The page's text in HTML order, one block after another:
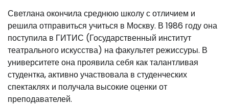
Светлана окончила среднюю школу с отличием и
решила отправиться учиться в Москву. В 1986 году она
поступила в ГИТИС (Государственный институт
театрального искусства) на факультет режиссуры. В
университете она проявила себя как талантливая
студентка, активно участвовала в студенческих
спектаклях и получала высокие оценки от
преподавателей.